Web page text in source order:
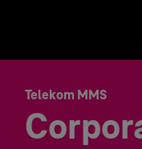
Telekom MMS